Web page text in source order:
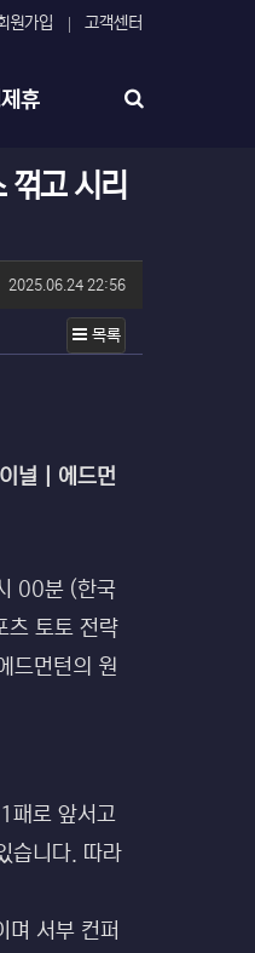
원가입 고객센터
휴
고 시리
작성일
2025.06.24 22:56
목록
널 | 에드먼
00분 (한국
츠 토토 전략
드먼턴의 원
패로 앞서고
습니다. 따라
며 서부 컨퍼